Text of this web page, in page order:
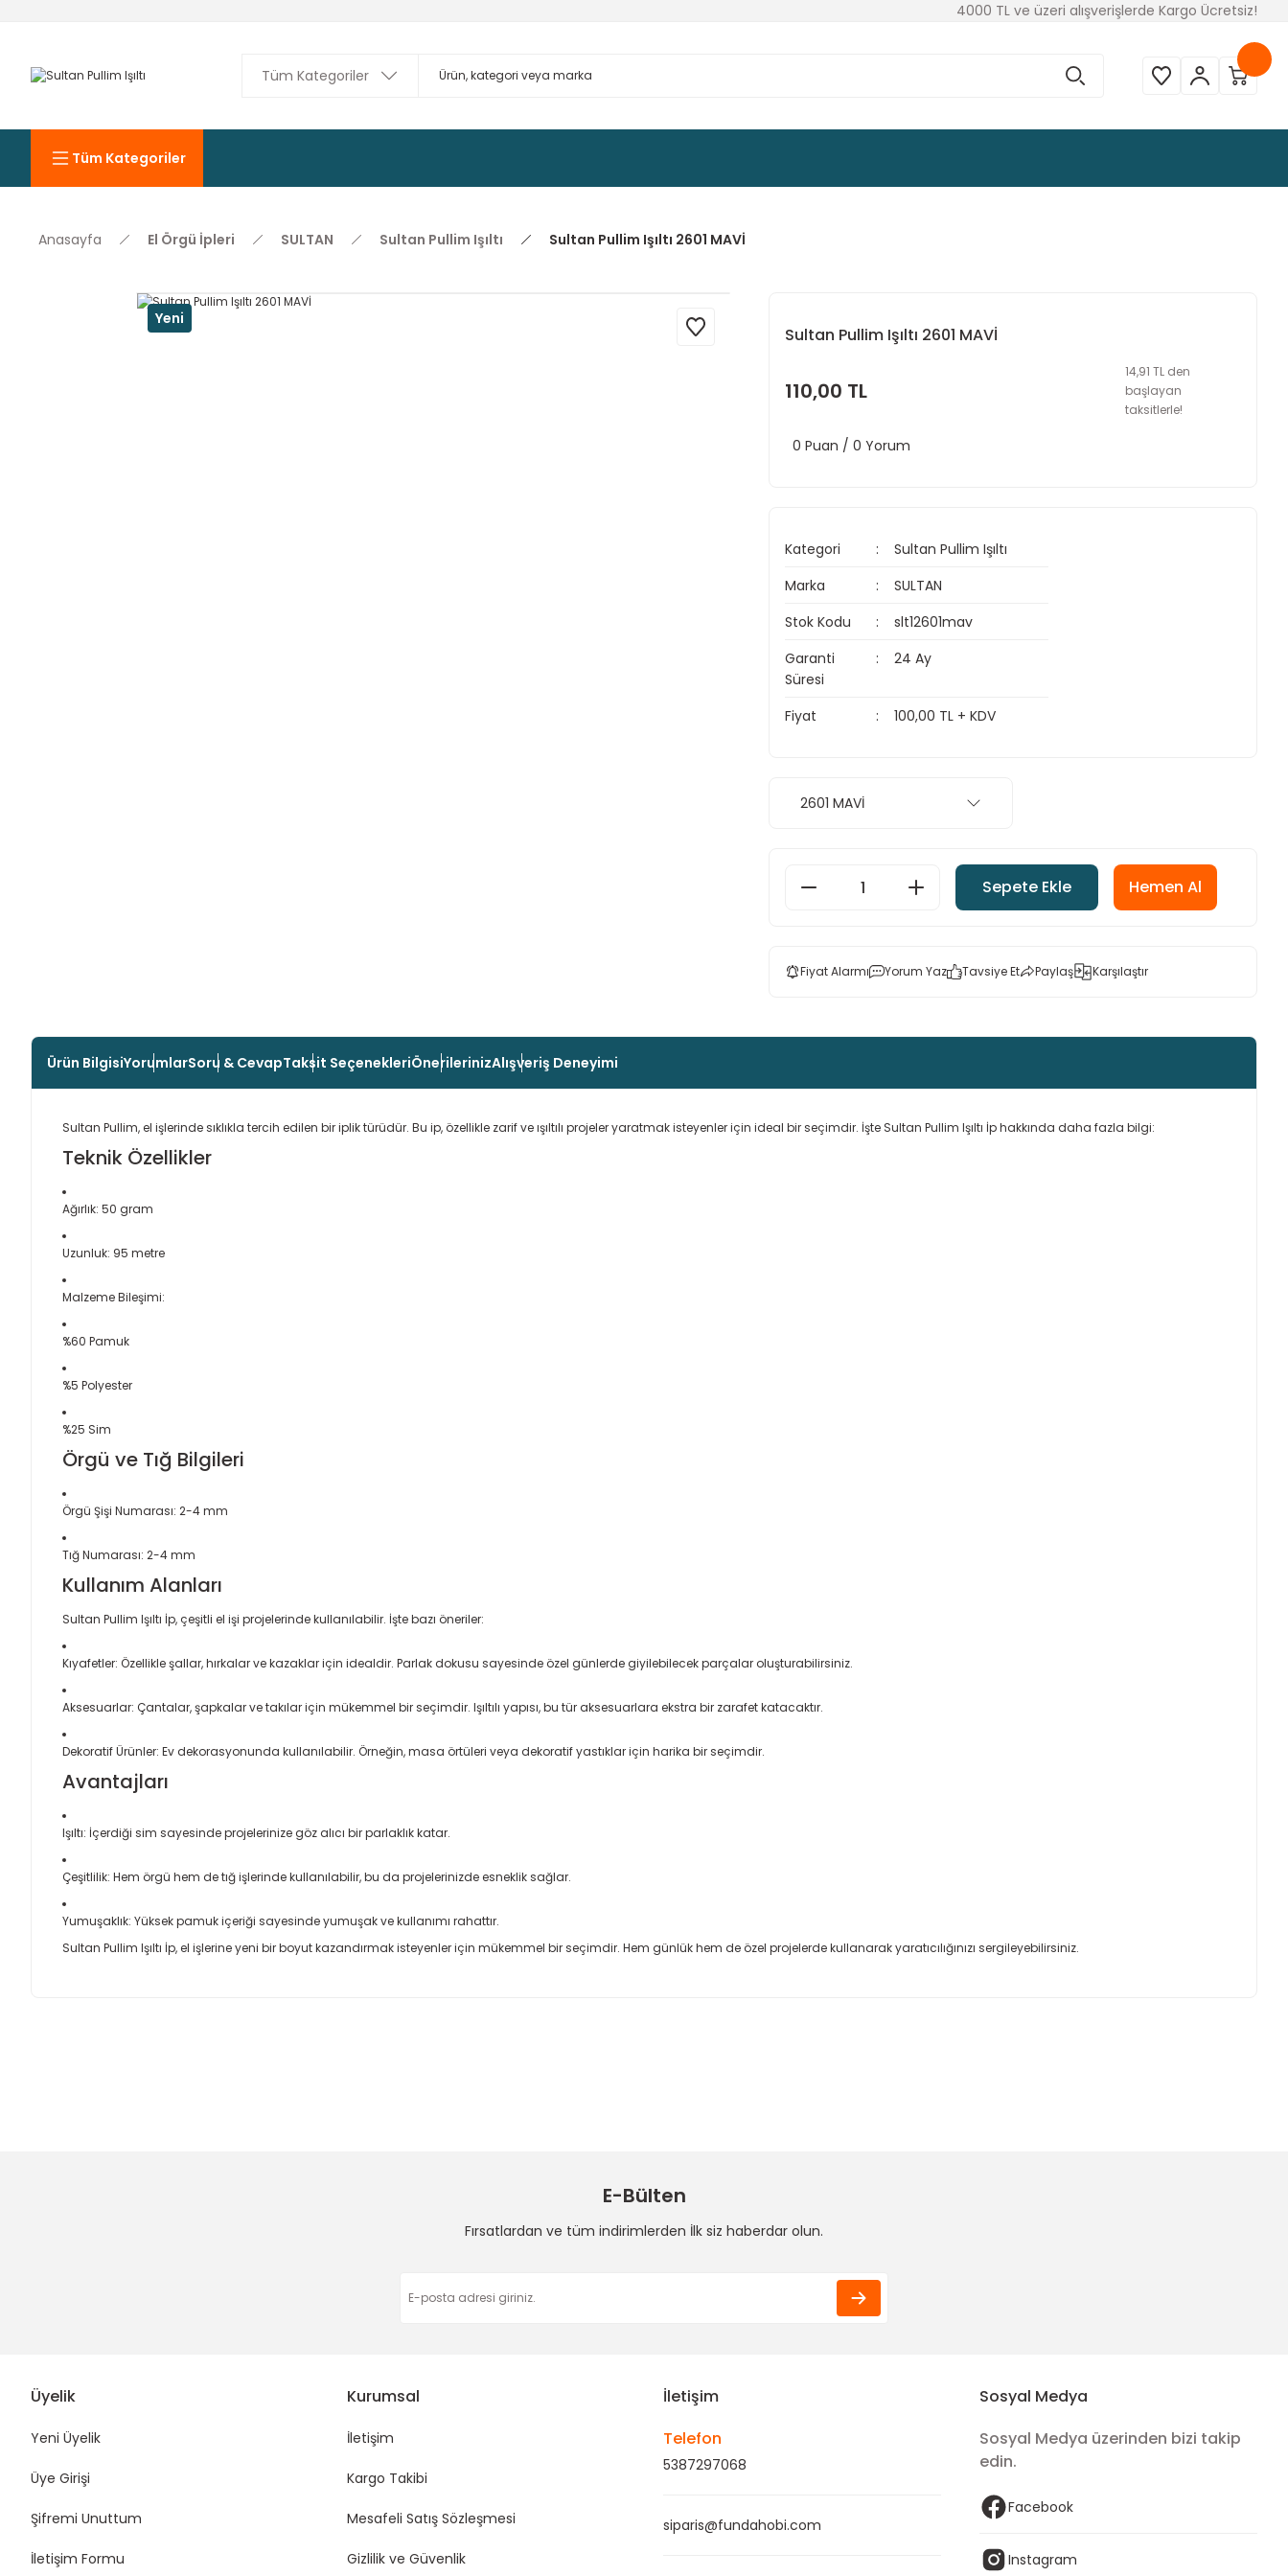
4000 TL ve üzeri alışverişlerde Kargo Ücretsiz!
Tüm Kategoriler
Anasayfa El Örgü İpleri SULTAN Sultan Pullim Işıltı Sultan Pullim Işıltı 2601 MAVİ
Yeni
Sultan Pullim Işıltı 2601 MAVİ
110,00 TL
14,91 TL den
başlayan
taksitlerle!
0 Puan / 0 Yorum
Kategori
Sultan Pullim Işıltı
Marka
SULTAN
Stok Kodu
slt12601mav
Garanti
Süresi
24 Ay
Fiyat 100,00 TL + KDV
Sepete Ekle Hemen Al
Fiyat Alarmı Yorum Yaz Tavsiye Et Paylaş Karşılaştır
Ürün BilgisiYorumlarSoru & CevapTaksit SeçenekleriÖnerilerinizAlışveriş Deneyimi
Sultan Pullim, el işlerinde sıklıkla tercih edilen bir iplik türüdür. Bu ip, özellikle zarif ve ışıltılı projeler yaratmak isteyenler için ideal bir seçimdir. İşte Sultan Pullim Işıltı İp hakkında daha fazla bilgi:
Teknik Özellikler
Ağırlık: 50 gram
Uzunluk: 95 metre
Malzeme Bileşimi:
%60 Pamuk
%5 Polyester
%25 Sim
Örgü ve Tığ Bilgileri
Örgü Şişi Numarası: 2-4 mm
Tığ Numarası: 2-4 mm
Kullanım Alanları
Sultan Pullim Işıltı İp, çeşitli el işi projelerinde kullanılabilir. İşte bazı öneriler:
Kıyafetler: Özellikle şallar, hırkalar ve kazaklar için idealdir. Parlak dokusu sayesinde özel günlerde giyilebilecek parçalar oluşturabilirsiniz.
Aksesuarlar: Çantalar, şapkalar ve takılar için mükemmel bir seçimdir. Işıltılı yapısı, bu tür aksesuarlara ekstra bir zarafet katacaktır.
Dekoratif Ürünler: Ev dekorasyonunda kullanılabilir. Örneğin, masa örtüleri veya dekoratif yastıklar için harika bir seçimdir.
Avantajları
Işıltı: İçerdiği sim sayesinde projelerinize göz alıcı bir parlaklık katar.
Çeşitlilik: Hem örgü hem de tığ işlerinde kullanılabilir, bu da projelerinizde esneklik sağlar.
Yumuşaklık: Yüksek pamuk içeriği sayesinde yumuşak ve kullanımı rahattır.
Sultan Pullim Işıltı İp, el işlerine yeni bir boyut kazandırmak isteyenler için mükemmel bir seçimdir. Hem günlük hem de özel projelerde kullanarak yaratıcılığınızı sergileyebilirsiniz.
E-Bülten
Fırsatlardan ve tüm indirimlerden İlk siz haberdar olun.
Üyelik
Yeni Üyelik
Üye Girişi
Şifremi Unuttum
İletişim Formu
Kurumsal
İletişim
Kargo Takibi
Mesafeli Satış Sözleşmesi
Gizlilik ve Güvenlik
İletişim
Telefon
5387297068
siparis@fundahobi.com
Sosyal Medya
Sosyal Medya üzerinden bizi takip
edin.
Facebook
Instagram